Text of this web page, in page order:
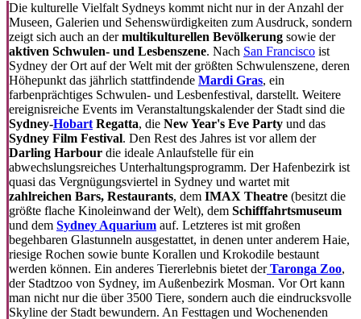
Die kulturelle Vielfalt Sydneys kommt nicht nur in der Anzahl der
Museen, Galerien und Sehenswürdigkeiten zum Ausdruck, sondern
zeigt sich auch an dermultikulturellen Bevölkerung sowie der
aktiven Schwulen- und Lesbenszene. Nach San Francisco ist
Sydney der Ort auf der Welt mit der größten Schwulenszene, deren
Höhepunkt das jährlich stattfindende Mardi Gras, ein
farbenprächtiges Schwulen- und Lesbenfestival, darstellt. Weitere
ereignisreiche Events im Veranstaltungskalender der Stadt sind die
Sydney-Hobart Regatta, die New Year's Eve Party und das
Sydney Film Festival. Den Rest des Jahres ist vor allem der
Darling Harbour die ideale Anlaufstelle für ein
abwechslungsreiches Unterhaltungsprogramm. Der Hafenbezirk ist
quasi das Vergnügungsviertel in Sydney und wartet mit
zahlreichen Bars, Restaurants, dem IMAX Theatre (besitzt die
größte flache Kinoleinwand der Welt), dem Schifffahrtsmuseum
und dem Sydney Aquarium auf. Letzteres ist mit großen
begehbaren Glastunneln ausgestattet, in denen unter anderem Haie,
riesige Rochen sowie bunte Korallen und Krokodile bestaunt
werden können. Ein anderes Tiererlebnis bietet derTaronga Zoo,
der Stadtzoo von Sydney, im Außenbezirk Mosman. Vor Ort kann
man nicht nur die über 3500 Tiere, sondern auch die eindrucksvolle
Skyline der Stadt bewundern. An Festtagen und Wochenenden